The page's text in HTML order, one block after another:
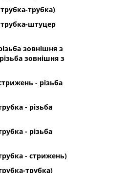
трубка)
штуцер
зовнішня з
зовнішня з
- різьба
- різьба
- різьба
- стрижень)
трубка)